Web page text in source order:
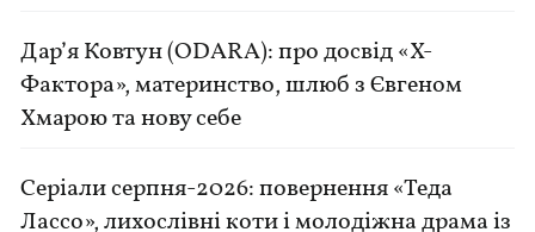
Дар’я Ковтун (ODARA): про досвід «Х-
Фактора», материнство, шлюб з Євгеном
Хмарою та нову себе
Серіали серпня-2026: повернення «Теда
Лассо», лихослівні коти і молодіжна драма із